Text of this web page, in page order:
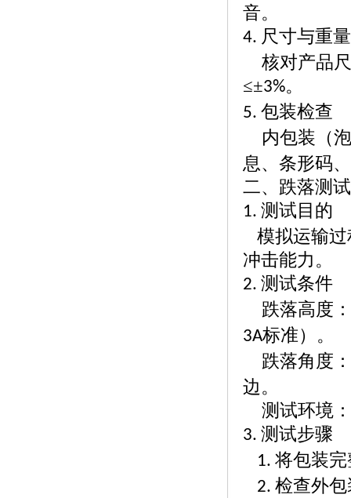
音。
4. 尺寸与重
核对产品
≤±3%。
5. 包装检查
内包装（
息、条形码
二、跌落测
1. 测试目的
模拟运输
冲击能力。
2. 测试条件
跌落高度
3A标准）。
跌落角度
边。
测试环境
3. 测试步骤
1. 将包装
2. 检查外